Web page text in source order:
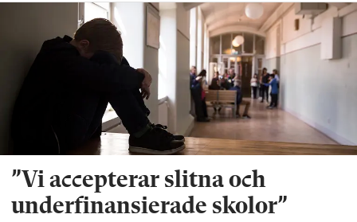
”Vi accepterar slitna och
underfinansierade skolor”